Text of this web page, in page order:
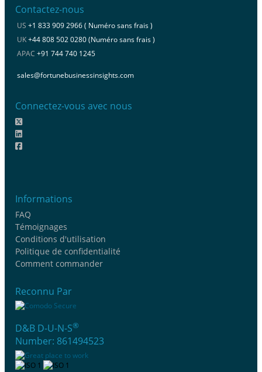
Contactez-nous
US +1 833 909 2966 ( Numéro sans frais )
UK+44 808 502 0280 (Numéro sans frais )
APAC +91 744 740 1245
sales@fortunebusinessinsights.com
Connectez-vous avec nous
Informations
FAQ
Témoignages
Conditions d'utilisation
Politique de confidentialité
Comment commander
Reconnu Par
D&B D-U-N-S®
Number: 861494523